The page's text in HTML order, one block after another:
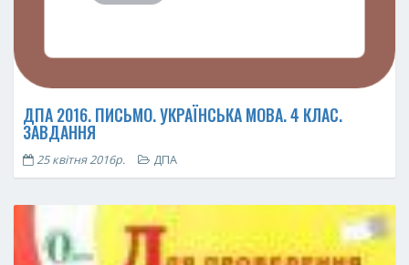
ДПА 2016. ПИСЬМО. УКРАЇНСЬКА МОВА. 4 КЛАС.
ЗАВДАННЯ
25 квітня 2016р. ДПА